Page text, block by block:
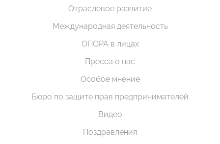
Отраслевое развитие
Международная деятельность
ОПОРА в лицах
Пресса о нас
Особое мнение
Бюро по защите прав предпринимателей
Видео
Поздравления